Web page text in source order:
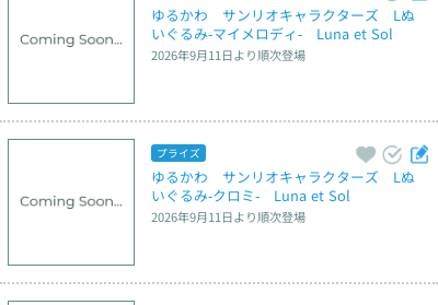
ゆるかわ　サンリオキャラクターズ　Lぬ
いぐるみ‐マイメロディ‐　Luna et Sol
2026年9月11日より順次登場
プライズ
ゆるかわ　サンリオキャラクターズ　Lぬ
いぐるみ‐クロミ‐　Luna et Sol
2026年9月11日より順次登場